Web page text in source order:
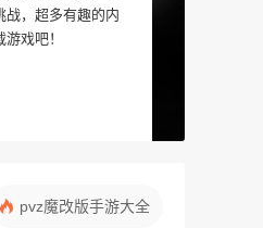
战，超多有趣的内
戏吧！
pvz魔改版手游大全